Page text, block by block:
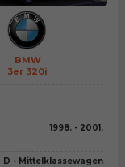
BMW
3er 320i
1998. - 2001.
D - Mittelklassewagen